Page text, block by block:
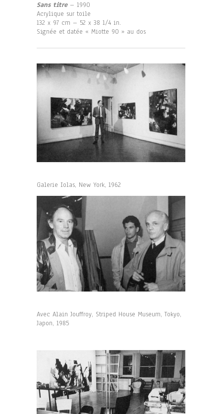
Sans titre– 1990
Acrylique sur toile
132 x 97 cm – 52 x 38 1/4 in.
Signée et datée « Miotte 90 » au dos
Galerie Iolas, New York, 1962
Avec Alain Jouffroy, Striped House Museum, Tokyo,
Japon, 1985